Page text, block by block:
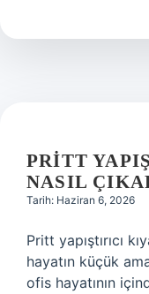
4
PRITT
NASIL
Tarih: Haziran 6, 2026
Pritt yapıştırıcı
hayatın küçük
ofis hayatının